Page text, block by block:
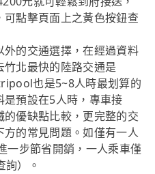
點擊頁面上之黃色按鈕查
的交通選擇，在經過資料
北最快的陸路交通是
也是5~8人時最划算的
預設在5人時，專車接
優缺點比較，更完整的交
的常見問題。如僅有一人
步節省開銷，一人乘車僅
詢）。